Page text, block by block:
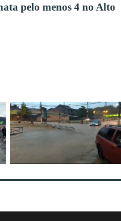
pelo menos 4 no Alto